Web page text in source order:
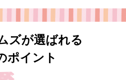
ズが選ばれる
ポイント